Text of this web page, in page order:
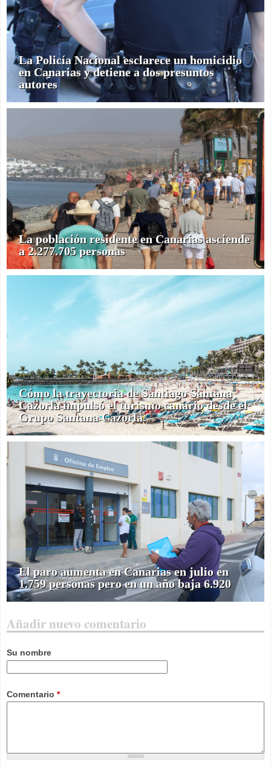
La Policía Nacional esclarece un homicidio
en Canarias y detiene a dos presuntos
autores
La población residente en Canarias asciende
a 2.277.705 personas
Cómo la trayectoria de Santiago Santana
Cazorla impulsó el turismo canario desde el
Grupo Santana Cazorla
El paro aumenta en Canarias en julio en
1.759 personas pero en un año baja 6.920
Añadir nuevo comentario
Su nombre
Comentario *